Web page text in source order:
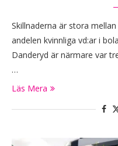
Skillnaderna är stora
andelen kvinnliga vd:ar i
Danderyd är närmare var
…
Läs Mera